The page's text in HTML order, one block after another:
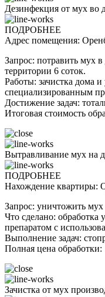
Дезинфекция от мух во
ПОДРОБНЕЕ
Адрес помещения:
Запрос: потравить мух
территории 6 соток.
Работы: зачистка дома
специализированным
Достижение задач:
Итоговая стоимость
Вытравливание мух на
ПОДРОБНЕЕ
Нахождение квартиры:
Запрос: уничтожить мух
Что сделано: обработка
препаратом с
Выполнение задач:
Полная цена обработки:
Зачистка от мух